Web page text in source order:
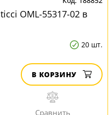
OML-55317-02 в
20 шт.
В КОРЗИНУ